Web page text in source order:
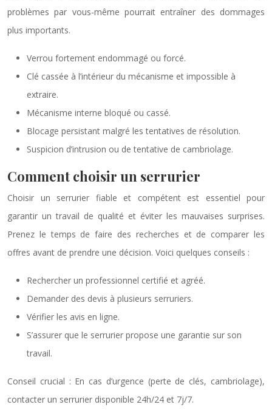
problèmes par vous-même pourrait entraîner des dommages
plus importants.
Verrou fortement endommagé ou forcé.
Clé cassée à l’intérieur du mécanisme et impossible à
extraire.
Mécanisme interne bloqué ou cassé.
Blocage persistant malgré les tentatives de résolution.
Suspicion d’intrusion ou de tentative de cambriolage.
Comment choisir un serrurier
Choisir un serrurier fiable et compétent est essentiel pour
garantir un travail de qualité et éviter les mauvaises surprises.
Prenez le temps de faire des recherches et de comparer les
offres avant de prendre une décision. Voici quelques conseils :
Rechercher un professionnel certifié et agréé.
Demander des devis à plusieurs serruriers.
Vérifier les avis en ligne.
S’assurer que le serrurier propose une garantie sur son
travail.
Conseil crucial : En cas d’urgence (perte de clés, cambriolage),
contacter un serrurier disponible 24h/24 et 7j/7.